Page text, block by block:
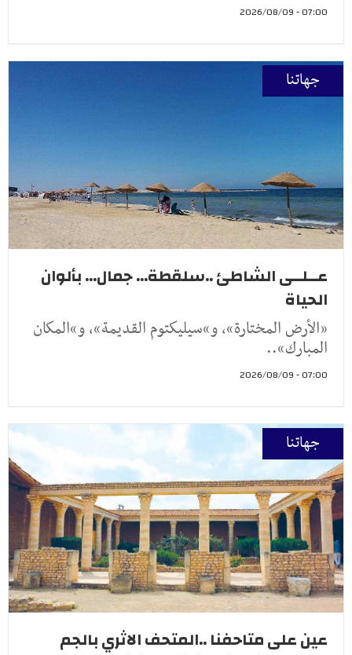
07:00 - 2026/08/09
جهاتنا
عــلــى الشاطئ ..سلقطة... جمال... بألوان
الحياة
«الأرض المختارة»، و»سيليكتوم القديمة»، و»المكان
المبارك»..
07:00 - 2026/08/09
جهاتنا
عين على متاحفنا ..المتحف الاثري بالجم